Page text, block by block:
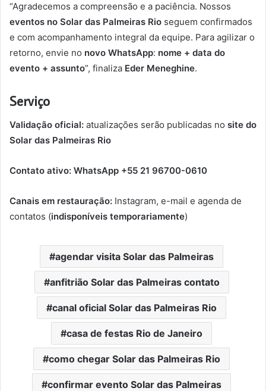
“Agradecemos a compreensão e a paciência. Nossos
eventos no Solar das Palmeiras Rio seguem confirmados
e com acompanhamento integral da equipe. Para agilizar o
retorno, envie no novo WhatsApp: nome + data do
evento + assunto”, finaliza Eder Meneghine.
Serviço
Validação oficial: atualizações serão publicadas no site do
Solar das Palmeiras Rio
Contato ativo: WhatsApp +55 21 96700-0610
Canais em restauração: Instagram, e-mail e agenda de
contatos (indisponíveis temporariamente)
agendar visita Solar das Palmeiras
anfitrião Solar das Palmeiras contato
canal oficial Solar das Palmeiras Rio
casa de festas Rio de Janeiro
como chegar Solar das Palmeiras Rio
confirmar evento Solar das Palmeiras